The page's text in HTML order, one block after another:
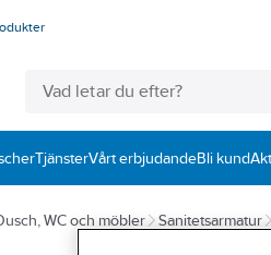
TjänsterVårt erbjudandeBli kund
WC och möbler Sanitetsarmatur